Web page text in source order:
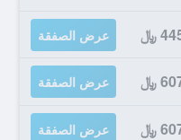
﷼ عرض الصفقة
﷼ عرض الصفقة
﷼ عرض الصفقة